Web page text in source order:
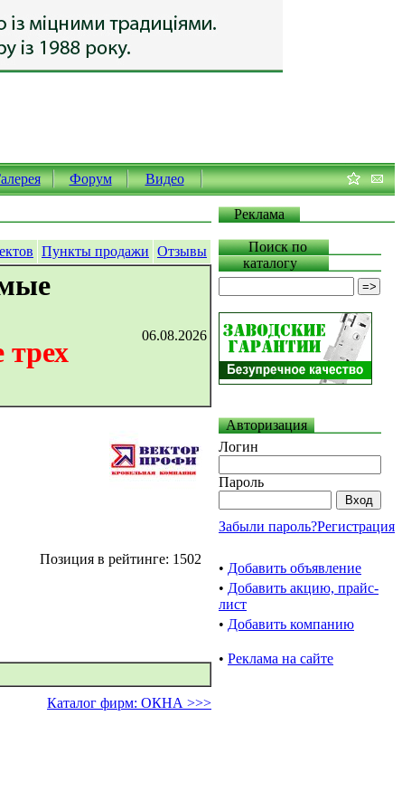
Форум Видео
Реклама
Пункты продажи Отзывы
06.08.2026
Позиция в рейтинге: 1502
Поиск по
каталогу
Авторизация
Логин
Пароль
Забыли пароль?Регистрация
• Добавить объявление
• Добавить акцию, прайс-
лист
• Добавить компанию
• Реклама на сайте
Каталог фирм: ОКНА >>>